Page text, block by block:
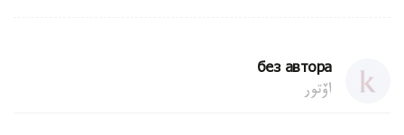
без автора
اۆتور